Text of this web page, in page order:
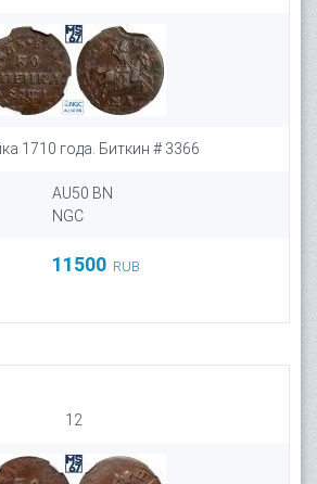
1710 года. Биткин # 3366
AU50 BN
NGC
11500 RUB
12